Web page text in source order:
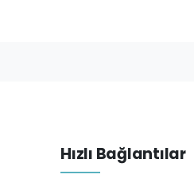
Hızlı Bağlantılar